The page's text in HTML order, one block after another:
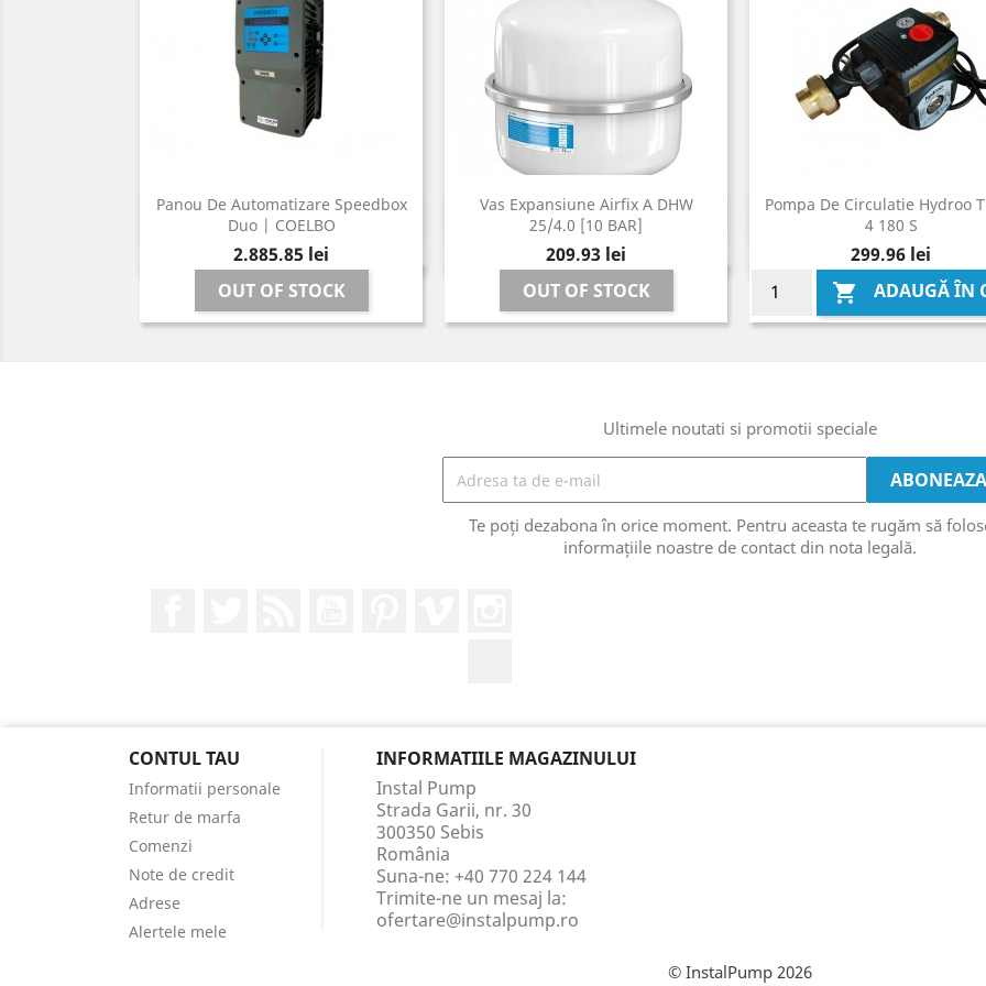
Panou De Automatizare Speedbox
Duo | COELBO
Pret
2.885,85 lei
OUT OF STOCK
Vizualizare rapida
Vas Expansiune Airfix A DHW
25/4.0 [10 BAR]
Pret
209,93 lei
OUT OF STOCK
Vizualizare rapida
Pompa De Circulatie Hydroo
4 180 S
Pret
299,96 lei
 ADAUGĂ ÎN
Vizualizare rapida
Ultimele noutati si promotii speciale
Te poți dezabona în orice moment. Pentru aceasta te rugăm să
informațiile noastre de contact din nota legală.
CONTUL TAU
Informatii personale
Retur de marfa
Comenzi
Note de credit
Adrese
Alertele mele
INFORMATIILE MAGAZINULUI
Instal Pump
Strada Garii, nr. 30
300350 Sebis
România
Suna-ne: +40 770 224 144
Trimite-ne un mesaj la:
ofertare@instalpump.ro
© InstalPump 2026